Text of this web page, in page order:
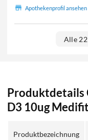
Apothekenprofil ansehen
Alle
Produktdetails
D3 10ug Medifit
Produktbezeichnung